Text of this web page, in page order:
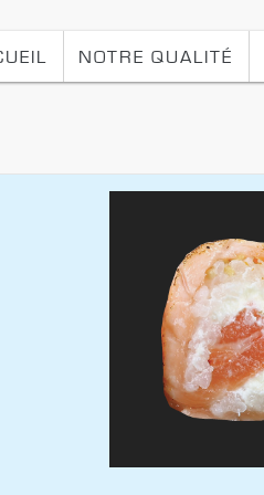
NOTRE QUALITÉ